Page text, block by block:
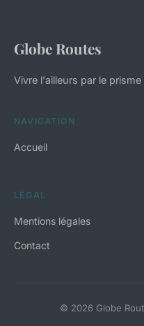
Globe Routes
Vivre l'ailleurs par le
NAVIGATION
Accueil
LÉGAL
Mentions légales
Contact
© 2026 Globe